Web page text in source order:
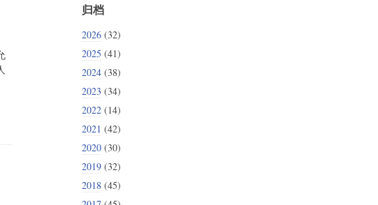
归档
2026(32)
2025 (41)
2024(38)
2023 (34)
2022(14)
2021 (42)
2020(30)
2019(32)
2018(45)